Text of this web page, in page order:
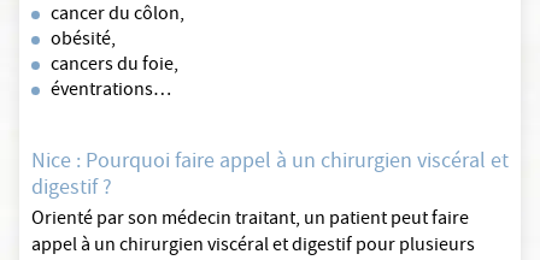
cancer du côlon,
obésité,
cancers du foie,
éventrations…
Nice : Pourquoi faire appel à un chirurgien viscéral et
digestif ?
Orienté par son médecin traitant, un patient peut faire
appel à un chirurgien viscéral et digestif pour plusieurs